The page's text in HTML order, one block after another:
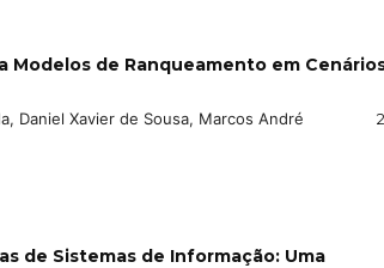
Modelos de Ranqueamento em
Daniel Xavier de Sousa, Marcos André
de Sistemas de Informação: Uma